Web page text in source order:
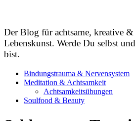
Der Blog für achtsame, kreative &
Lebenskunst. Werde Du selbst
bist.
Bindungstrauma & Nervensystem
Meditation & Achtsamkeit
Achtsamkeitsübungen
Soulfood & Beauty